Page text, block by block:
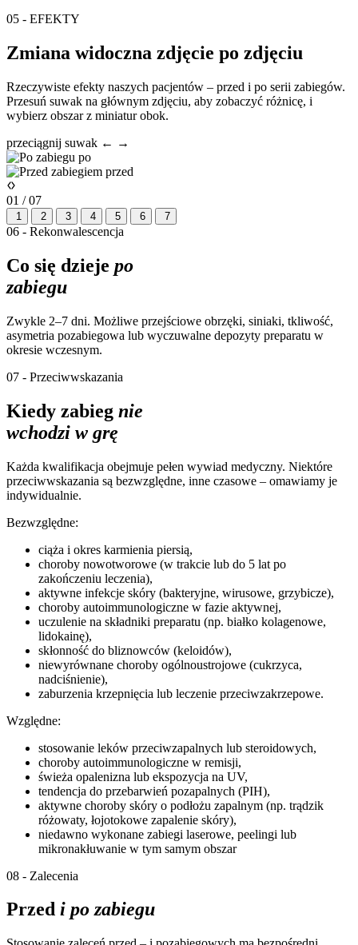
05 - EFEKTY
Zmiana widoczna zdjęcie po zdjęciu
Rzeczywiste efekty naszych pacjentów – przed i po serii zabiegów.
Przesuń suwak na głównym zdjęciu, aby zobaczyć różnicę, i
wybierz obszar z miniatur obok.
przeciągnij suwak ← →
po
przed
01 / 07
1 2 3 4 5 6 7
06 - Rekonwalescencja
Co się dzieje po
zabiegu
Zwykle 2–7 dni. Możliwe przejściowe obrzęki, siniaki, tkliwość,
asymetria pozabiegowa lub wyczuwalne depozyty preparatu w
okresie wczesnym.
07 - Przeciwwskazania
Kiedy zabieg nie
wchodzi w grę
Każda kwalifikacja obejmuje pełen wywiad medyczny. Niektóre
przeciwwskazania są bezwzględne, inne czasowe – omawiamy je
indywidualnie.
Bezwzględne:
ciąża i okres karmienia piersią,
choroby nowotworowe (w trakcie lub do 5 lat po
zakończeniu leczenia),
aktywne infekcje skóry (bakteryjne, wirusowe, grzybicze),
choroby autoimmunologiczne w fazie aktywnej,
uczulenie na składniki preparatu (np. białko kolagenowe,
lidokainę),
skłonność do bliznowców (keloidów),
niewyrównane choroby ogólnoustrojowe (cukrzyca,
nadciśnienie),
zaburzenia krzepnięcia lub leczenie przeciwzakrzepowe.
Względne:
stosowanie leków przeciwzapalnych lub steroidowych,
choroby autoimmunologiczne w remisji,
świeża opalenizna lub ekspozycja na UV,
tendencja do przebarwień pozapalnych (PIH),
aktywne choroby skóry o podłożu zapalnym (np. trądzik
różowaty, łojotokowe zapalenie skóry),
niedawno wykonane zabiegi laserowe, peelingi lub
mikronakłuwanie w tym samym obszar
08 - Zalecenia
Przed i po zabiegu